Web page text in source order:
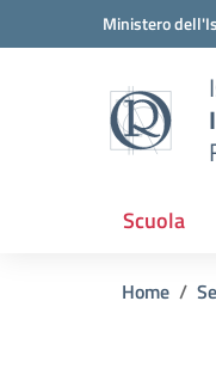
Vai ai contenuti
Vai al menu di navigazione
Ministero
Scuola
Home